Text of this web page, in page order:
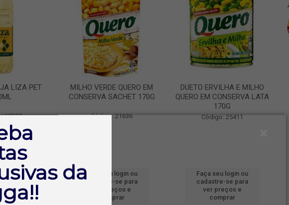
da
LIZA PET
19250
login ou
se para
e
MILHO VERDE QUERO EM
CONSERVA SACHET 170G
Código: 21636
Faça seu login ou
cadastre-se para
ver preços e
comprar
DUETO ERVILHA E MILHO
QUERO EM CONSERVA LATA
170G
Código: 25411
Faça seu login ou
cadastre-se para
ver preços e
comprar